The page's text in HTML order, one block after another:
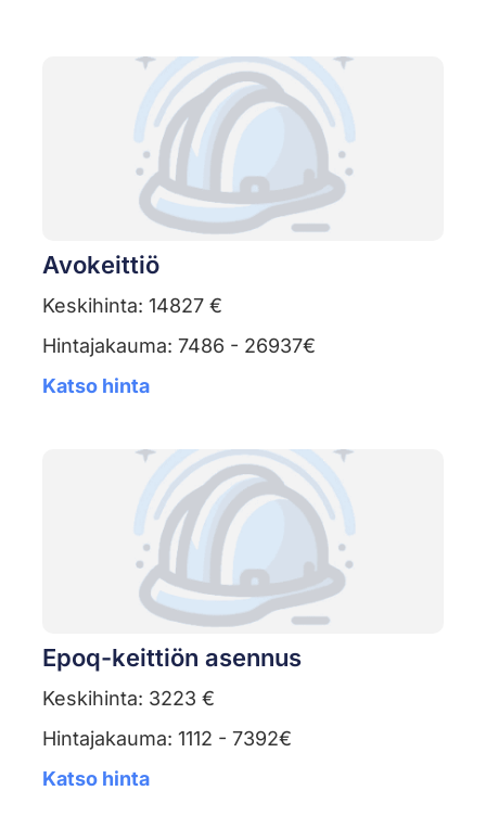
Avokeittiö
Keskihinta: 14827 €
Hintajakauma: 7486 - 26937€
Katso hinta
Epoq-keittiön asennus
Keskihinta: 3223 €
Hintajakauma: 1112 - 7392€
Katso hinta